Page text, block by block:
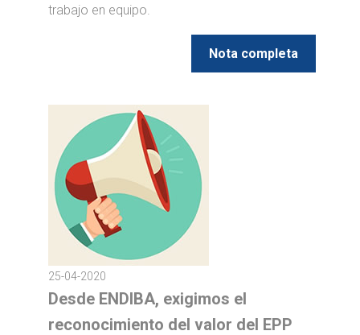
trabajo en equipo.
Nota completa
25-04-2020
Desde ENDIBA, exigimos el
reconocimiento del valor del EPP